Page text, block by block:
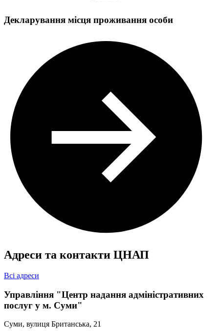
Оформлення і видача паспорта громадянина України з
безконтактним електронним носієм вперше після досягнення
14-річного віку
Оформлення і видача паспорта громадянина України для
Реєстрація місця проживання
Декларування місця проживання особи
Декларування місця проживання особи
Адреси та контакти ЦНАП
Всі адреси
Управління "Центр надання адміністративних
послуг у м. Суми"
Суми, вулиця Британська, 21